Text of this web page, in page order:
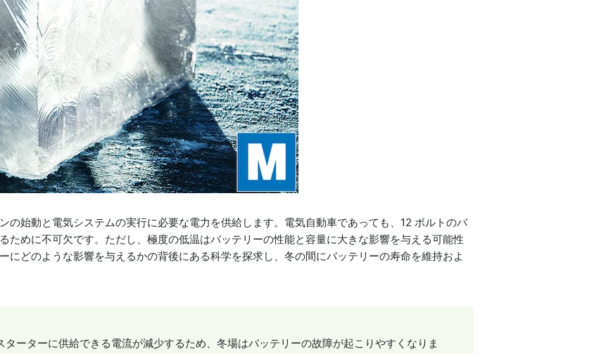
の始動と電気システムの実行に必要な電力を供給します。電気自動車であっても、12 ボルトのバ
ために不可欠です。ただし、極度の低温はバッテリーの性能と容量に大きな影響を与える可能性
にどのような影響を与えるかの背後にある科学を探求し、冬の間にバッテリーの寿命を維持およ
ーターに供給できる電流が減少するため、冬場はバッテリーの故障が起こりやすくなりま